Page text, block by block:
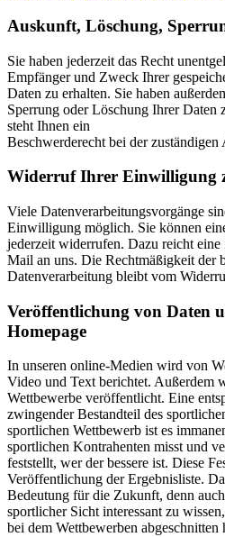
Auskunft, Löschung,
Sie haben jederzeit das Recht
Empfänger und Zweck Ihrer
Daten zu erhalten. Sie haben
Sperrung oder Löschung Ihrer Daten
steht Ihnen ein
Beschwerderecht bei der zuständigen
Widerruf Ihrer Einwilligung
Viele Datenverarbeitungsvorgänge
Einwilligung möglich. Sie können
jederzeit widerrufen. Dazu reicht
Mail an uns. Die Rechtmäßigkeit der
Datenverarbeitung bleibt vom
Veröffentlichung von Daten
Homepage
In unseren online-Medien wird von
Video und Text berichtet. Außerdem
Wettbewerbe veröffentlicht. Eine
zwingender Bestandteil des
sportlichen Wettbewerb ist es
sportlichen Kontrahenten misst und
feststellt, wer der bessere ist. Diese
Veröffentlichung der Ergebnisliste.
Bedeutung für die Zukunft, denn
sportlicher Sicht interessant zu
bei dem Wettbewerben abgeschnitten